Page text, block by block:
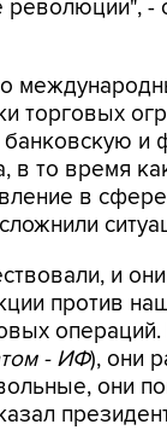
революции", -
торговых
банковскую и
в то время
в
и
против
- ИФ), они
они